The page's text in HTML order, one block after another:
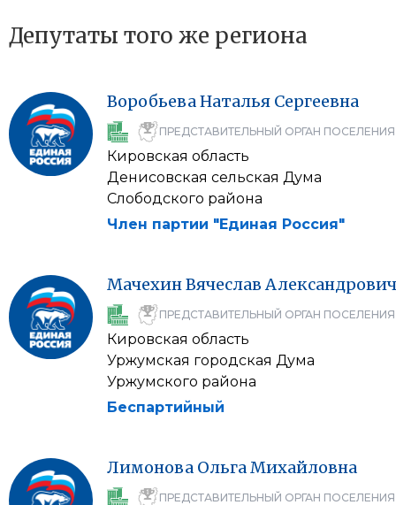
Депутаты того же региона
ВоробьеваНаталья Сергеевна
ПРЕДСТАВИТЕЛЬНЫЙ ОРГАН ПОСЕЛЕНИЯ
Кировская область
Денисовская сельская Дума
Слободского района
Член партии "Единая Россия"
МачехинВячеслав Александрович
ПРЕДСТАВИТЕЛЬНЫЙ ОРГАН ПОСЕЛЕНИЯ
Кировская область
Уржумская городская Дума
Уржумского района
Беспартийный
Лимонова ОльгаМихайловна
ПРЕДСТАВИТЕЛЬНЫЙ ОРГАН ПОСЕЛЕНИЯ